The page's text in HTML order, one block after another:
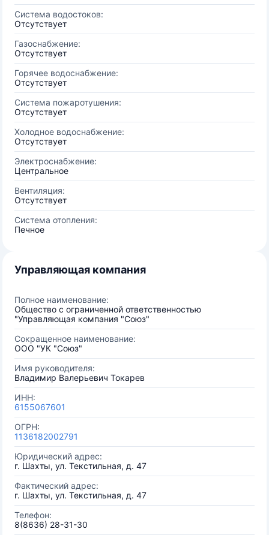
Система водостоков:
Отсутствует
Газоснабжение:
Отсутствует
Горячее водоснабжение:
Отсутствует
Система пожаротушения:
Отсутствует
Холодное водоснабжение:
Отсутствует
Электроснабжение:
Центральное
Вентиляция:
Отсутствует
Система отопления:
Печное
Управляющая компания
Полное наименование:
Общество с ограниченной ответственностью
"Управляющая компания "Союз"
Сокращенное наименование:
ООО "УК "Союз"
Имя руководителя:
Владимир Валерьевич Токарев
ИНН:
6155067601
ОГРН:
1136182002791
Юридический адрес:
г. Шахты, ул. Текстильная, д. 47
Фактический адрес:
г. Шахты, ул. Текстильная, д. 47
Телефон:
8(8636) 28-31-30